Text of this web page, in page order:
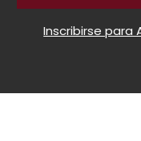
Inscribirse para